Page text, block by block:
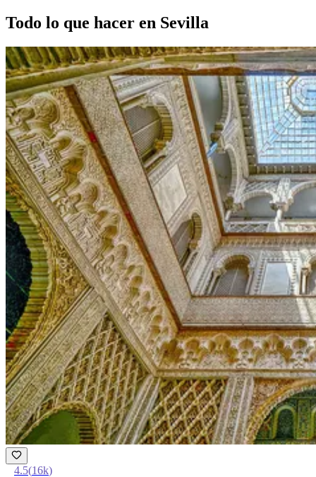
Todo lo que hacer en Sevilla
4.5(16k)